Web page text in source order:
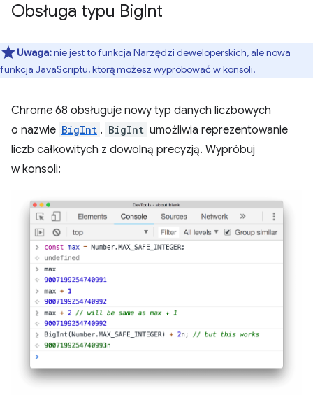
Obsługa typu BigInt
Uwaga:nie jest to funkcja Narzędzi deweloperskich, ale nowa
funkcja JavaScriptu, którą możesz wypróbować w konsoli.
Chrome 68 obsługuje nowy typ danych liczbowych
o nazwie BigInt . BigInt umożliwia reprezentowanie
liczb całkowitych z dowolną precyzją. Wypróbuj
w konsoli: